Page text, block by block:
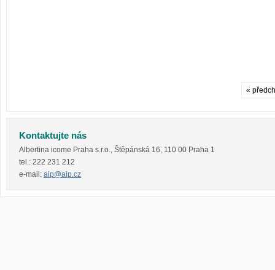
«
Kontaktujte nás
Albertina icome Praha s.r.o. Štěpánská 16 110 00 Praha 1
tel.: 222 231 212
e-mail: aip@aip.cz